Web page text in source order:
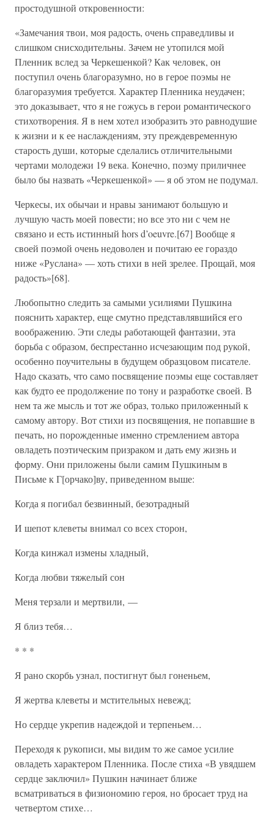
простодушной откровенности:
«Замечания твои, моя радость, очень справедливы и
слишком снисходительны. Зачем не утопился мой
Пленник вслед за Черкешенкой? Как человек, он
поступил очень благоразумно, но в герое поэмы не
благоразумия требуется. Характер Пленника неудачен;
это доказывает, что я не гожусь в герои романтического
стихотворения. Я в нем хотел изобразить это равнодушие
к жизни и к ее наслаждениям, эту преждевременную
старость души, которые сделались отличительными
чертами молодежи 19 века. Конечно, поэму приличнее
было бы назвать «Черкешенкой» — я об этом не подумал.
Черкесы, их обычаи и нравы занимают большую и
лучшую часть моей повести; но все это ни с чем не
связано и есть истинный hors d’oeuvre.[67] Вообще я
своей поэмой очень недоволен и почитаю ее гораздо
ниже «Руслана» — хоть стихи в ней зрелее. Прощай, моя
радость»[68].
Любопытно следить за самыми усилиями Пушкина
пояснить характер, еще смутно представлявшийся его
воображению. Эти следы работающей фантазии, эта
борьба с образом, беспрестанно исчезающим под рукой,
особенно поучительны в будущем образцовом писателе.
Надо сказать, что само посвящение поэмы еще составляет
как будто ее продолжение по тону и разработке своей. В
нем та же мысль и тот же образ, только приложенный к
самому автору. Вот стихи из посвящения, не попавшие в
печать, но порожденные именно стремлением автора
овладеть поэтическим призраком и дать ему жизнь и
форму. Они приложены были самим Пушкиным в
Письме к Г[орчако]ву, приведенном выше:
Когда я погибал безвинный, безотрадный
И шепот клеветы внимал со всех сторон,
Когда кинжал измены хладный,
Когда любви тяжелый сон
Меня терзали и мертвили, —
Я близ тебя…
* * *
Я рано скорбь узнал, постигнут был гоненьем,
Я жертва клеветы и мстительных невежд;
Но сердце укрепив надеждой и терпеньем…
Переходя к рукописи, мы видим то же самое усилие
овладеть характером Пленника. После стиха «В увядшем
сердце заключил» Пушкин начинает ближе
всматриваться в физиономию героя, но бросает труд на
четвертом стихе…